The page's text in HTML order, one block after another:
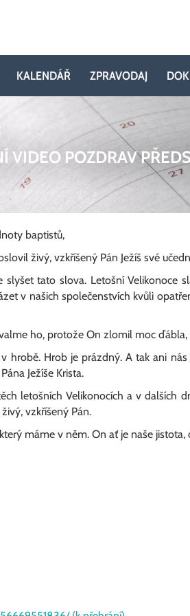
KALENDÁŘ ZPRAVODAJ
VIDEO POZDRAV
baptistů,
živý, vzkříšený Pán Ježíš své
tato slova. Letošní Velikonoce
v našich společenstvích kvůli
ho, protože On zlomil moc ďábla,
hrobě. Hrob je prázdný. A tak ani
Ježíše Krista.
letošních Velikonocích a v dalších
vzkříšený Pán.
máme v něm. On ať je naše